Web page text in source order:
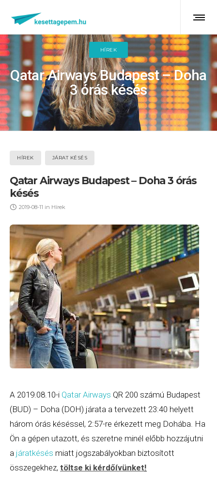
HÍREK
Qatar Airways Budapest – Doha
3 órás késés
HÍREK JÁRAT KÉSÉS
Qatar Airways Budapest – Doha 3 órás
késés
2019-08-11 in Hírek
A 2019.08.10-i Qatar Airways QR 200 számú Budapest
(BUD) – Doha (DOH) járata a tervezett 23:40 helyett
három órás késéssel, 2:57-re érkezett meg Dohába. Ha
Ön a gépen utazott, és szeretne minél előbb hozzájutni
a járatkésés miatt jogszabályokban biztosított
összegekhez, töltse ki kérdőívünket!